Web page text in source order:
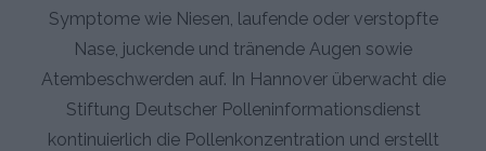
Symptome wie Niesen, laufende oder verstopfte
Nase, juckende und tränende Augen sowie
Atembeschwerden auf. In Hannover überwacht die
Stiftung Deutscher Polleninformationsdienst
kontinuierlich die Pollenkonzentration und erstellt